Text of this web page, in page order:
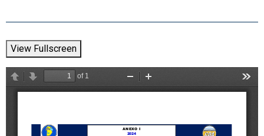
View Fullscreen